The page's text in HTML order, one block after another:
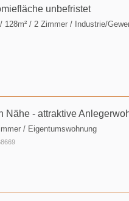
unbefristet
/ 128m² / 2 Zimmer / Industrie/
Nähe - attraktive
/ Eigentumswohnung